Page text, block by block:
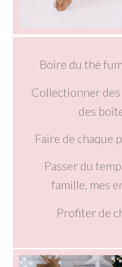
Boire du thé
Collectionner
des
Faire de chaque
Passer du
famille, mes
Profiter de